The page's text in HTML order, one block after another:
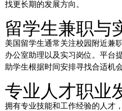
找更长期的发展方向。
留学生兼职与
美国留学生通常关注校园附近兼
办公室助理以及实习岗位。平台
助学生根据时间安排寻找合适机会
专业人才职业
拥有专业技能和工作经验的人才